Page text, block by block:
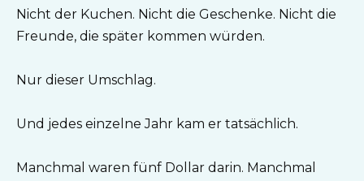
Nicht der Kuchen. Nicht die Geschenke. Nicht die
Freunde, die später kommen würden.
Nur dieser Umschlag.
Und jedes einzelne Jahr kam er tatsächlich.
Manchmal waren fünf Dollar darin. Manchmal